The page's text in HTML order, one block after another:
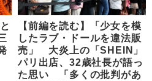
【前編を読む】「少女を模
したラブ・ドールを違法販
売」 大炎上の「SHEIN」
パリ出店、32歳社長が語っ
た思い 「多くの批判があ